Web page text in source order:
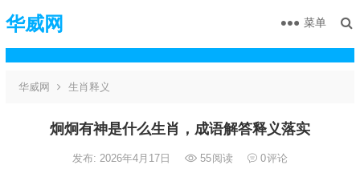
华威网 菜单
华威网 生肖释义
炯炯有神是什么生肖，成语解答释义落实
发布: 2026年4月17日 55阅读 0评论